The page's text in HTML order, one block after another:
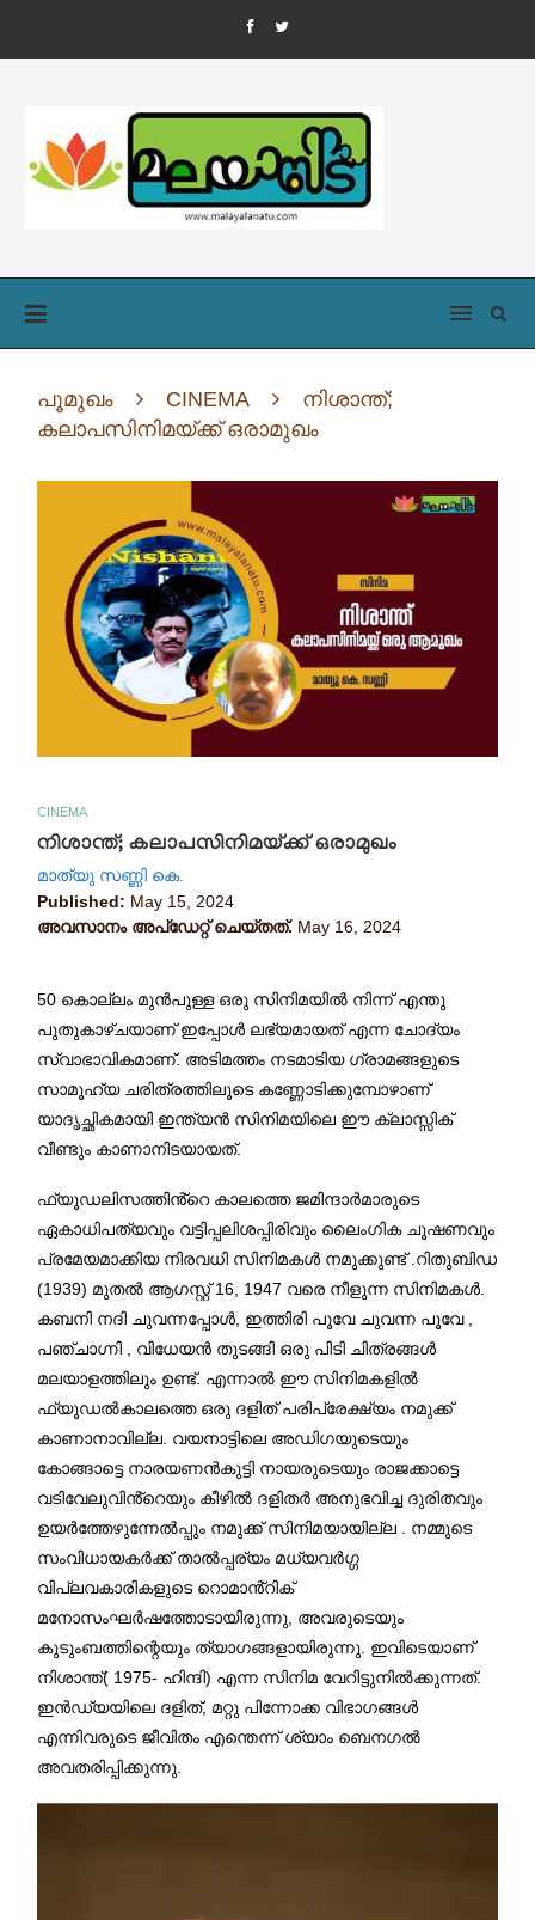
പൂമുഖം CINEMA
നിശാന്ത്;
കലാപസിനിമയ്ക്ക്‌ ഒരാമുഖം
CINEMA
നിശാന്ത്; കലാപസിനിമയ്ക്ക്‌ ഒരാമുഖം
മാത്യു സണ്ണി കെ.
Published: May 15, 2024
അവസാനം അപ്ഡേറ്റ് ചെയ്തത്. May 16, 2024
50 കൊല്ലം മുൻപുള്ള ഒരു സിനിമയിൽ നിന്ന് എന്തു
പുതുകാഴ്ചയാണ് ഇപ്പോൾ ലഭ്യമായത് എന്ന ചോദ്യം
സ്വാഭാവികമാണ്. അടിമത്തം നടമാടിയ ഗ്രാമങ്ങളുടെ
സാമൂഹ്യ ചരിത്രത്തിലൂടെ കണ്ണോടിക്കുമ്പോഴാണ്
യാദൃച്ഛികമായി ഇന്ത്യൻ സിനിമയിലെ ഈ ക്ലാസ്സിക്‌
വീണ്ടും കാണാനിടയായത്.
ഫ്യൂഡലിസത്തിൻ്റെ കാലത്തെ ജമിന്ദാർമാരുടെ
ഏകാധിപത്യവും വട്ടിപ്പലിശപ്പിരിവും ലൈംഗിക ചൂഷണവും
പ്രമേയമാക്കിയ നിരവധി സിനിമകൾ നമുക്കുണ്ട് .റിതുബിഡ
(1939) മുതൽ ആഗസ്റ്റ് 16, 1947 വരെ നീളുന്ന സിനിമകൾ.
കബനി നദി ചുവന്നപ്പോൾ, ഇത്തിരി പൂവേ ചുവന്ന പൂവേ ,
പഞ്ചാഗ്നി , വിധേയൻ തുടങ്ങി ഒരു പിടി ചിത്രങ്ങൾ
മലയാളത്തിലും ഉണ്ട്. എന്നാൽ ഈ സിനിമകളിൽ
ഫ്യൂഡൽകാലത്തെ ഒരു ദളിത് പരിപ്രേക്ഷ്യം നമുക്ക്
കാണാനാവില്ല. വയനാട്ടിലെ അഡിഗയുടെയും
കോങ്ങാട്ടെ നാരയണൻകുട്ടി നായരുടെയും രാജക്കാട്ടെ
വടിവേലുവിൻ്റെയും കീഴിൽ ദളിതർ അനുഭവിച്ച ദുരിതവും
ഉയർത്തേഴുന്നേൽപ്പും നമുക്ക് സിനിമയായില്ല . നമ്മുടെ
സംവിധായകർക്ക് താൽപ്പര്യം മധ്യവർഗ്ഗ
വിപ്ലവകാരികളുടെ റൊമാൻ്റിക്
മനോസംഘർഷത്തോടായിരുന്നു, അവരുടെയും
കുടുംബത്തിന്റെയും ത്യാഗങ്ങളായിരുന്നു. ഇവിടെയാണ്
നിശാന്ത്( 1975- ഹിന്ദി) എന്ന സിനിമ വേറിട്ടുനിൽക്കുന്നത്.
ഇൻഡ്യയിലെ ദളിത്, മറ്റു പിന്നോക്ക വിഭാഗങ്ങൾ
എന്നിവരുടെ ജീവിതം എന്തെന്ന് ശ്യാം ബെനഗൽ
അവതരിപ്പിക്കുന്നു.